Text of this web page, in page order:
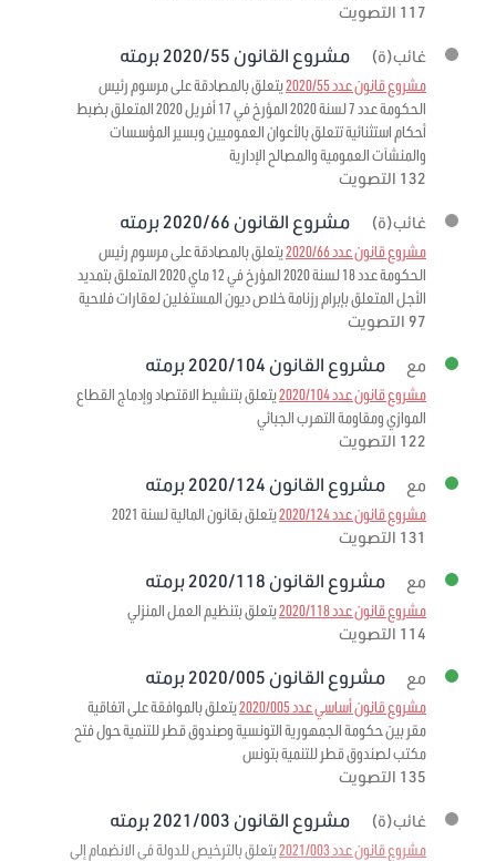
117 التصويت
غائب(ة) مشروع القانون 2020/55 برمته
مشروع قانون عدد 2020/55
يتعلق بالمصادقة على مرسوم رئيس
الحكومة عدد 7 لسنة 2020 المؤرخ في 17 أفريل 2020 المتعلق بضبط
أحكام استثنائية تتعلق بالأعوان العموميين وبسير المؤسسات
والمنشآت العمومية والمصالح الإدارية
132 التصويت
غائب(ة) مشروع القانون 2020/66 برمته
مشروع قانون عدد 2020/66
يتعلق بالمصادقة على مرسوم رئيس
الحكومة عدد 18 لسنة 2020 المؤرخ في 12 ماي 2020 المتعلق بتمديد
الأجل المتعلق بإبرام رزنامة خلاص ديون المستغلين لعقارات فلاحية
97 التصويت
مع مشروع القانون 2020/104 برمته
مشروع قانون عدد 2020/104
يتعلق بتنشيط الاقتصاد وإدماج القطاع
الموازي ومقاومة التهرب الجبائي
122 التصويت
مع مشروع القانون 2020/124 برمته
مشروع قانون عدد 2020/124
يتعلق بقانون المالية لسنة 2021
131 التصويت
مع مشروع القانون 2020/118 برمته
مشروع قانون عدد 2020/118
يتعلق بتنظيم العمل المنزلي
114 التصويت
مع مشروع القانون 2020/005 برمته
مشروع قانون أساسي عدد 2020/005
يتعلق بالموافقة على اتفاقية
مقر بين حكومة الجمهورية التونسية وصندوق قطر للتنمية حول فتح
مكتب لصندوق قطر للتنمية بتونس
135 التصويت
غائب(ة) مشروع القانون 2021/003 برمته
مشروع قانون عدد 2021/003
يتعلق بالترخيص للدولة في الانضمام إلى